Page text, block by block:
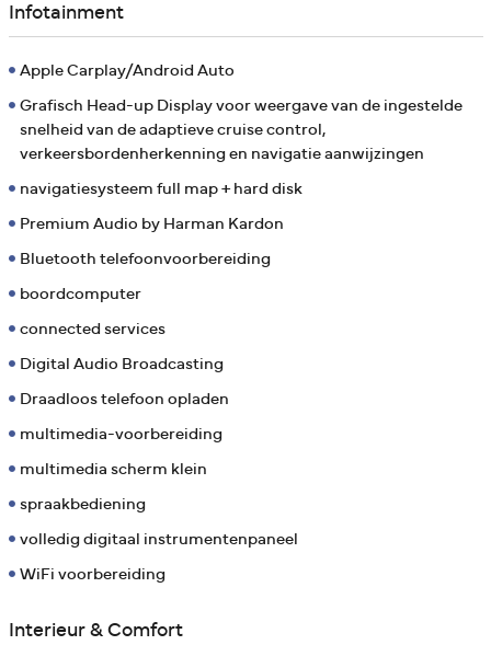
Infotainment
Apple Carplay/Android Auto
Grafisch Head-up Display voor weergave van de ingestelde
snelheid van de adaptieve cruise control,
verkeersbordenherkenning en navigatie aanwijzingen
navigatiesysteem full map + hard disk
Premium Audio by Harman Kardon
Bluetooth telefoonvoorbereiding
boordcomputer
connected services
Digital Audio Broadcasting
Draadloos telefoon opladen
multimedia-voorbereiding
multimedia scherm klein
spraakbediening
volledig digitaal instrumentenpaneel
WiFi voorbereiding
Interieur & Comfort